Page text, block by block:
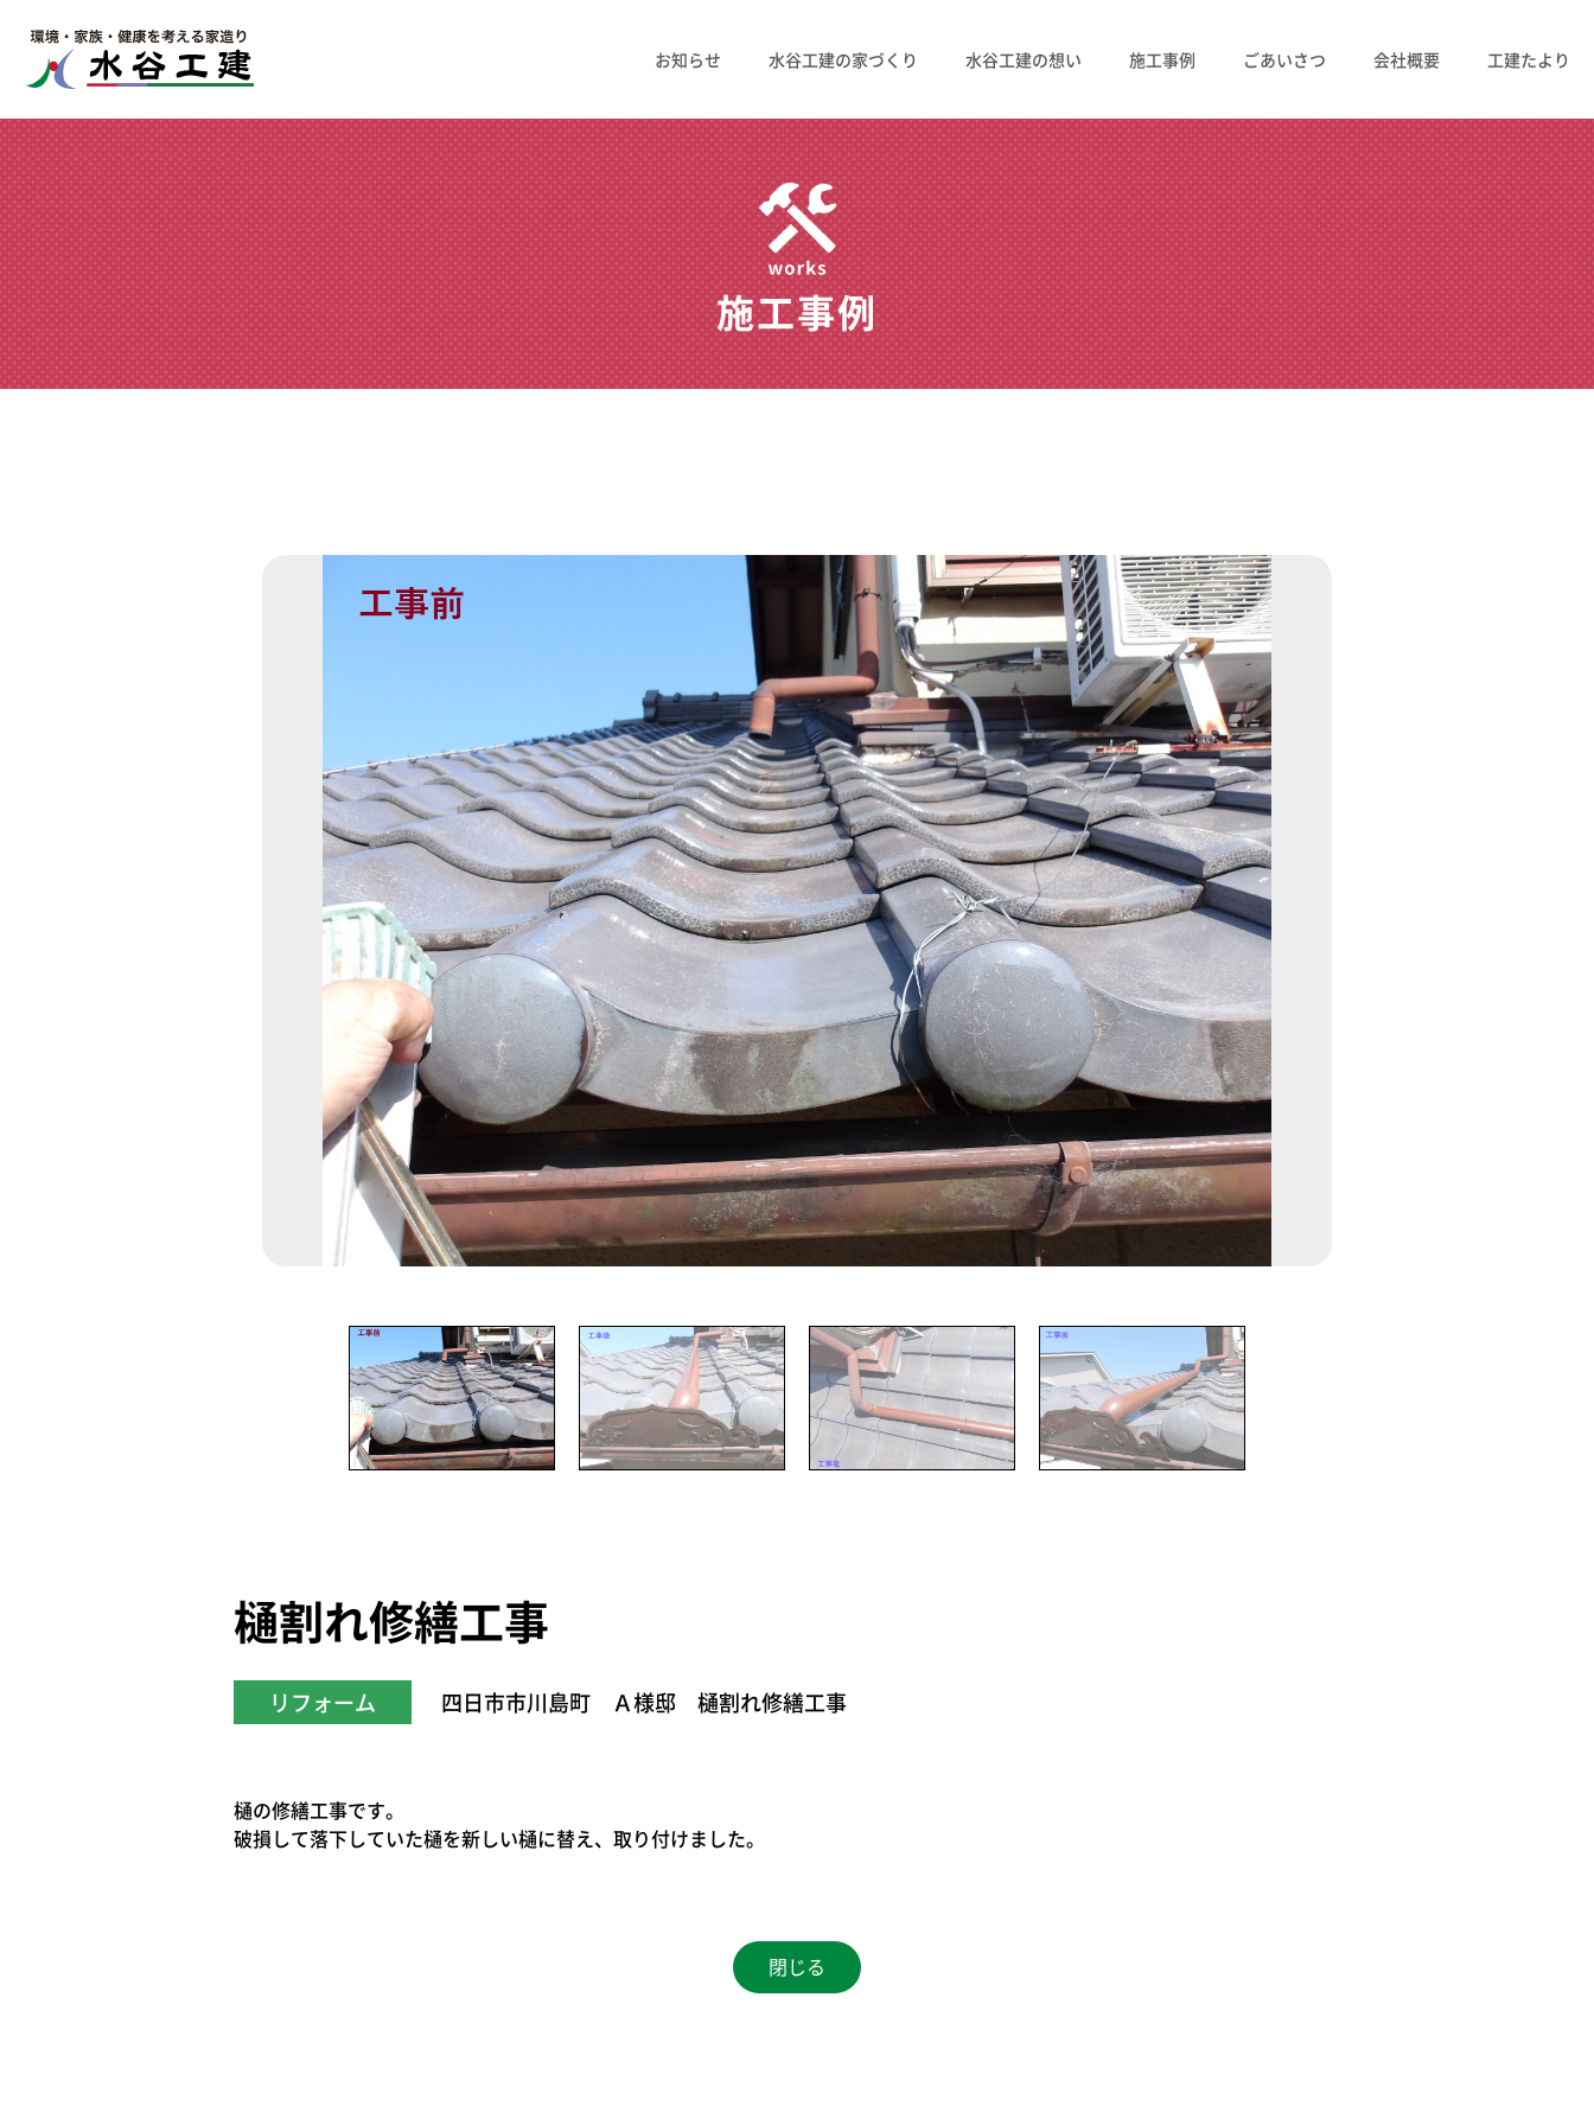
お知らせ 水谷工建の家づくり 水谷工建の想い 施工事例 ごあいさつ 会社概要 工建たより
施工事例
樋割れ修繕工事
リフォーム 四日市市川島町 Ａ様邸 樋割れ修繕工事
樋の修繕工事です。
破損して落下していた樋を新しい樋に替え、取り付けました。
閉じる